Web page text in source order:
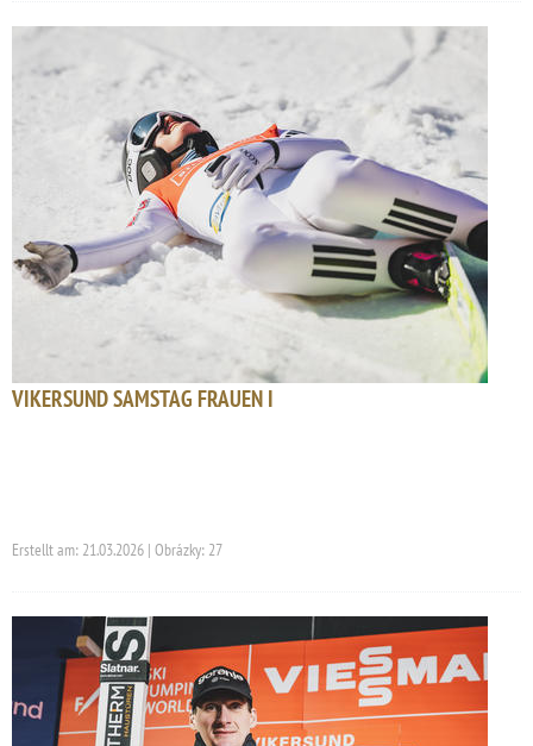
VIKERSUND SAMSTAG FRAUEN I
Erstellt am: 21.03.2026 | Obrázky: 27